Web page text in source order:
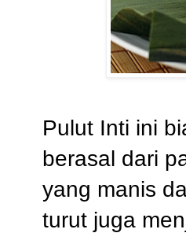
Pulut Inti ini
berasal dari
yang manis
turut juga